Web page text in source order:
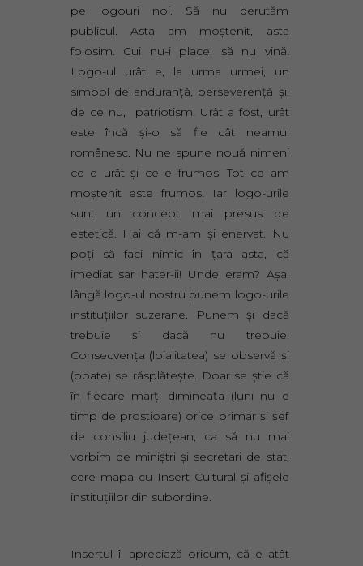
pe logouri noi. Să nu derutăm
publicul. Asta am moştenit, asta
folosim. Cui nu-i place, să nu vină!
Logo-ul urât e, la urma urmei, un
simbol de anduranţă, perseverenţă şi,
de ce nu, patriotism! Urât a fost, urât
este încă şi-o să fie cât neamul
românesc. Nu ne spune nouă nimeni
ce e urât şi ce e frumos. Tot ce am
moştenit este frumos! Iar logo-urile
sunt un concept mai presus de
estetică. Hai că m-am şi enervat. Nu
poţi să faci nimic în ţara asta, că
imediat sar hater-ii! Unde eram? Aşa,
lângă logo-ul nostru punem logo-urile
instituţiilor suzerane. Punem şi dacă
trebuie şi dacă nu trebuie.
Consecvenţa (loialitatea) se observă şi
(poate) se răsplăteşte. Doar se ştie că
în fiecare marţi dimineaţa (luni nu e
timp de prostioare) orice primar şi şef
de consiliu judeţean, ca să nu mai
vorbim de miniştri şi secretari de stat,
cere mapa cu Insert Cultural şi afişele
instituţiilor din subordine.
Insertul îl apreciază oricum, că e atât